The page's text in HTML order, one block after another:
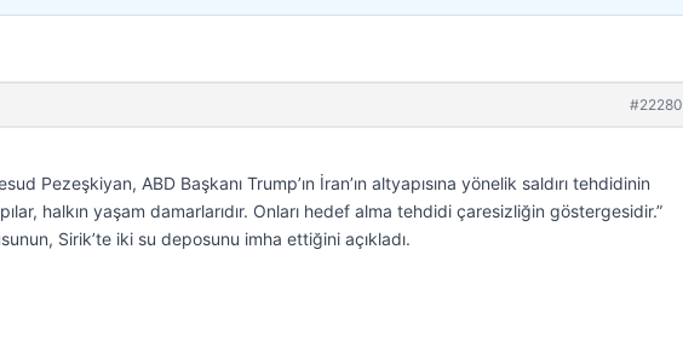
#22280
Pezeşkiyan, ABD Başkanı Trump’ın İran’ın altyapısına yönelik saldırı tehdidinin
halkın yaşam damarlarıdır. Onları hedef alma tehdidi çaresizliğin göstergesidir.”
Sirik’te iki su deposunu imha ettiğini açıkladı.